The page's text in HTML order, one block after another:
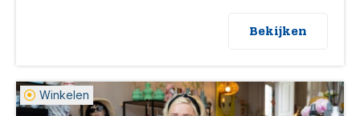
Bekijken
Winkelen